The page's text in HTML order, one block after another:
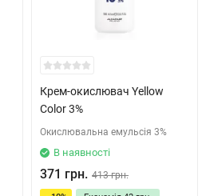
Крем-окислювач Yellow
Color 3%
Окислювальна емульсія 3%
В наявності
371 грн. 413 грн.